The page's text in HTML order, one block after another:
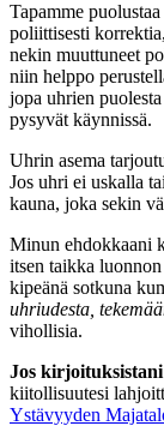
Tapamme
poliittisesti
nekin muuttuneet
niin helppo
jopa uhrien
pysyvät käynnissä.
Uhrin asema
Jos uhri ei uskalla
kauna, joka sekin
Minun ehdokkaani
itsen taikka
kipeänä sotkuna
uhriudesta,
vihollisia.
Jos
kiitollisuutesi
Ystävyyden